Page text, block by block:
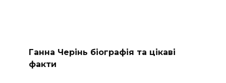
Ганна Черінь біографія та цікаві
факти